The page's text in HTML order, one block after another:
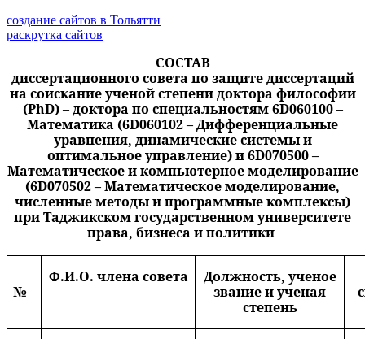
создание сайтов в Тольятти
раскрутка сайтов
СОСТАВ
диссертационного совета по защите диссертаций
на соискание ученой степени доктора философии
(PhD) – доктора по специальностям 6D060100 –
Математика (6D060102 – Дифференциальные
уравнения, динамические системы и
оптимальное управление) и 6D070500 –
Математическое и компьютерное моделирование
(6D070502 – Математическое моделирование,
численные методы и программные комплексы)
при Таджикском государственном университете
права, бизнеса и политики
№
Ф.И.О. члена совета
Должность, ученое
звание и ученая
степень